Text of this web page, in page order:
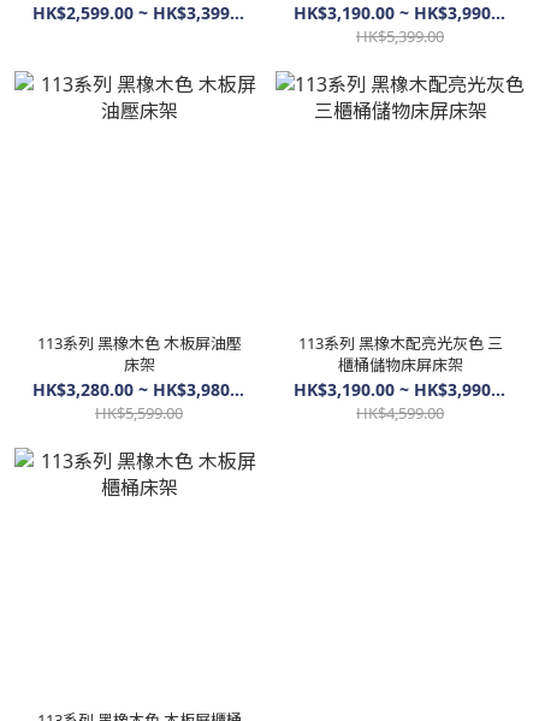
HK$2,599.00 ~ HK$3,399.00 HK$3,190.00 ~ HK$3,990.00
HK$5,399.00
113系列 黑橡木色 木板屏油壓
床架
HK$3,280.00 ~ HK$3,980.00
HK$5,599.00
113系列 黑橡木配亮光灰色 三
櫃桶儲物床屏床架
HK$3,190.00 ~ HK$3,990.00
HK$4,599.00